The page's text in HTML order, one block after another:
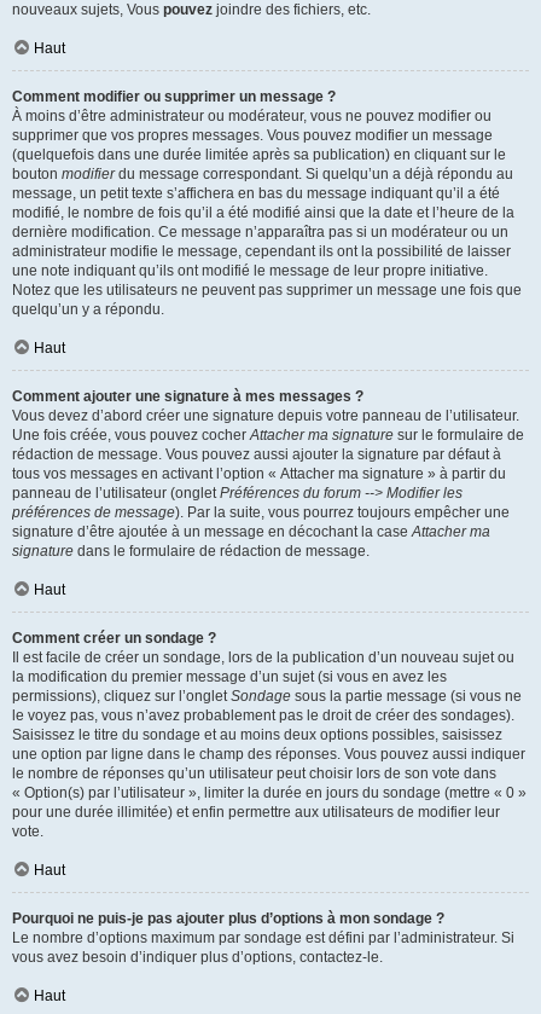
nouveaux sujets, Vous pouvez joindre des fichiers, etc.
Haut
Comment modifier ou supprimer un message ?
À moins d’être administrateur ou modérateur, vous ne pouvez modifier ou
supprimer que vos propres messages. Vous pouvez modifier un message
(quelquefois dans une durée limitée après sa publication) en cliquant sur le
bouton modifierdu message correspondant. Si quelqu’un a déjà répondu au
message, un petit texte s’affichera en bas du message indiquant qu’il a été
modifié, le nombre de fois qu’il a été modifié ainsi que la date et l’heure de la
dernière modification. Ce message n’apparaîtra pas si un modérateur ou un
administrateur modifie le message, cependant ils ont la possibilité de laisser
une note indiquant qu’ils ont modifié le message de leur propre initiative.
Notez que les utilisateurs ne peuvent pas supprimer un message une fois que
quelqu’un y a répondu.
Haut
Comment ajouter une signature à mes messages ?
Vous devez d’abord créer une signature depuis votre panneau de l’utilisateur.
Une fois créée, vous pouvez cocherAttacher ma signature sur le formulaire de
rédaction de message. Vous pouvez aussi ajouter la signature par défaut à
tous vos messages en activant l’option « Attacher ma signature » à partir du
panneau de l’utilisateur (ongletPréférences du forum --> Modifier les
préférences de message). Par la suite, vous pourrez toujours empêcher une
signature d’être ajoutée à un message en décochant la caseAttacher ma
signature dans le formulaire de rédaction de message.
Haut
Comment créer un sondage ?
Il est facile de créer un sondage, lors de la publication d’un nouveau sujet ou
la modification du premier message d’un sujet (si vous en avez les
permissions), cliquez sur l’ongletSondage sous la partie message (si vous ne
le voyez pas, vous n’avez probablement pas le droit de créer des sondages).
Saisissez le titre du sondage et au moins deux options possibles, saisissez
une option par ligne dans le champ des réponses. Vous pouvez aussi indiquer
le nombre de réponses qu’un utilisateur peut choisir lors de son vote dans
« Option(s) par l’utilisateur », limiter la durée en jours du sondage (mettre « 0 »
pour une durée illimitée) et enfin permettre aux utilisateurs de modifier leur
vote.
Haut
Pourquoi ne puis-je pas ajouter plus d’options à mon sondage ?
Le nombre d’options maximum par sondage est défini par l’administrateur. Si
vous avez besoin d’indiquer plus d’options, contactez-le.
Haut